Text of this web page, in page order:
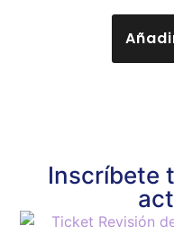
Inscríbete